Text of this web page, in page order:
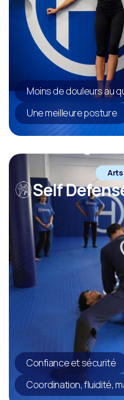
Moins de douleurs au
Une meilleure posture
Self
Confiance et sécurité
Coordination, fluidité,